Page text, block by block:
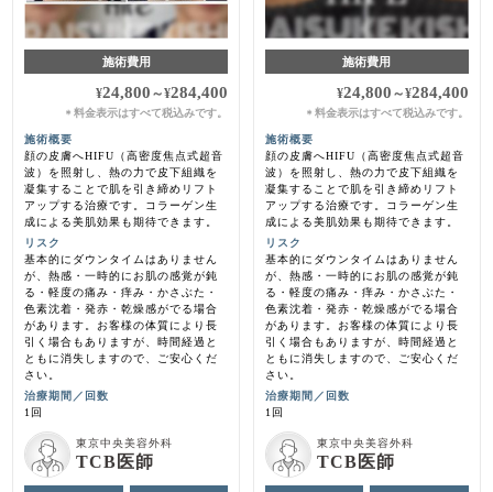
施術費用
¥24,800 ～¥284,400
＊料金表示はすべて税込みです。
施術概要
顔の皮膚へHIFU（高密度焦点式超音
波）を照射し、熱の力で皮下組織を
凝集することで肌を引き締めリフト
アップする治療です。コラーゲン生
成による美肌効果も期待できます。
リスク
基本的にダウンタイムはありません
が、熱感・一時的にお肌の感覚が鈍
る・軽度の痛み・痒み・かさぶた・
色素沈着・発赤・乾燥感がでる場合
があります。お客様の体質により長
引く場合もありますが、時間経過と
ともに消失しますので、ご安心くだ
さい。
治療期間／回数
1回
東京中央美容外科
TCB医師
施術費用
¥24,800 ～¥284,400
＊ 料金表示はすべて税込みです。
施術概要
顔の皮膚へHIFU（高密度焦点式超音
波）を照射し、熱の力で皮下組織を
凝集することで肌を引き締めリフト
アップする治療です。コラーゲン生
成による美肌効果も期待できます。
リスク
基本的にダウンタイムはありません
が、熱感・一時的にお肌の感覚が鈍
る・軽度の痛み・痒み・かさぶた・
色素沈着・発赤・乾燥感がでる場合
があります。お客様の体質により長
引く場合もありますが、時間経過と
ともに消失しますので、ご安心くだ
さい。
治療期間／回数
1回
東京中央美容外科
TCB医師